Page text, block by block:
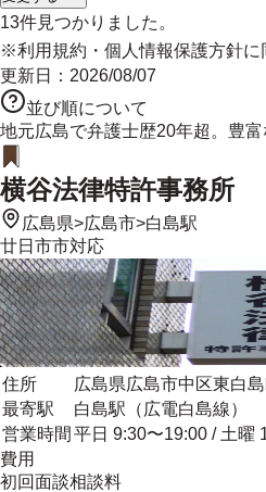
13件見つかりました。
※利用規約 ・ 個人情報保護方針に
更新日： 2026/08/07
並び順について
地元広島で弁護士歴20年超。豊
横谷法律特許事務所
広島県>広島市>白島駅
廿日市市対応
住所
広島県広島市中区東白
最寄駅
白島駅（広電白島線）
営業時間 平日 9:30〜19:00 / 土曜
費用
初回面談相談料